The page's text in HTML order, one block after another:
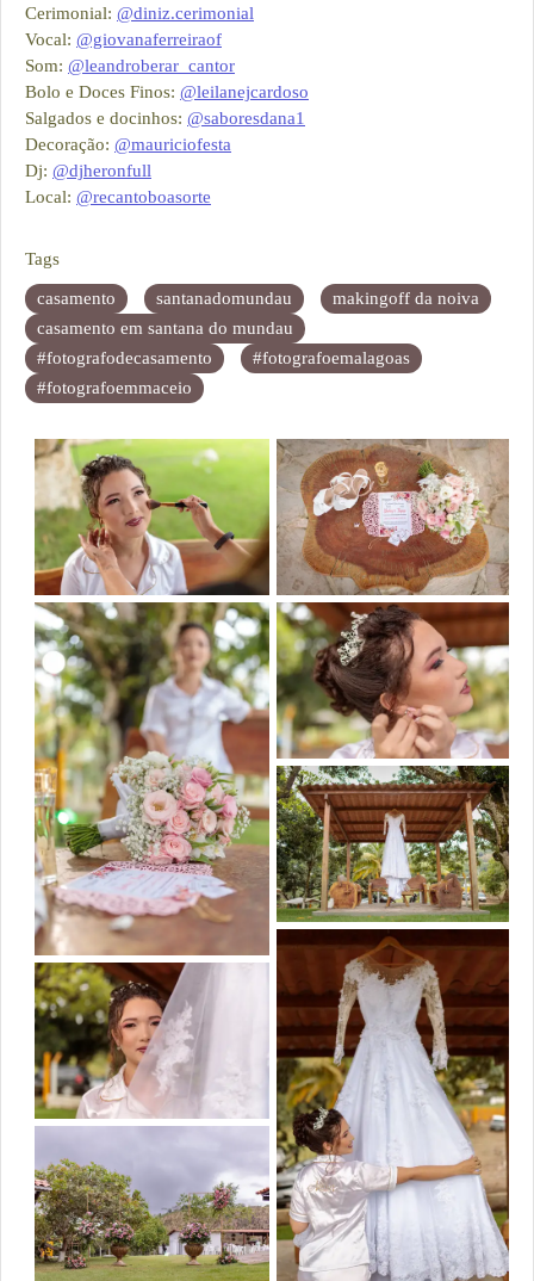
Cerimonial: @diniz.cerimonial
Vocal: @giovanaferreiraof
Som: @leandroberar_cantor
Bolo e Doces Finos: @leilanejcardoso
Salgados e docinhos: @saboresdana1
Decoração: @mauriciofesta
Dj: @djheronfull
Local: @recantoboasorte
Tags
casamento santanadomundau
makingoff da noiva
casamento em santana do mundau
#fotografodecasamento
#fotografoemalagoas
#fotografoemmaceio